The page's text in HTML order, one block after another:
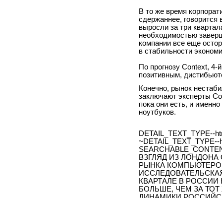
В то же время
сдержаннее, говорится
выросли за три
необходимостью
компании все еще
в стабильности
По прогнозу Context, 4-
позитивным,
Конечно, рынок
заключают эксперты
пока они есть, и
ноутбуков.
DETAIL_TEXT_TYPE--
~DETAIL_TEXT_TYPE--
ВЗГЛЯД ИЗ
РЫНКА
КВАРТАЛЕ В РОССИИ
БОЛЬШЕ, ЧЕМ ЗА ТОТ